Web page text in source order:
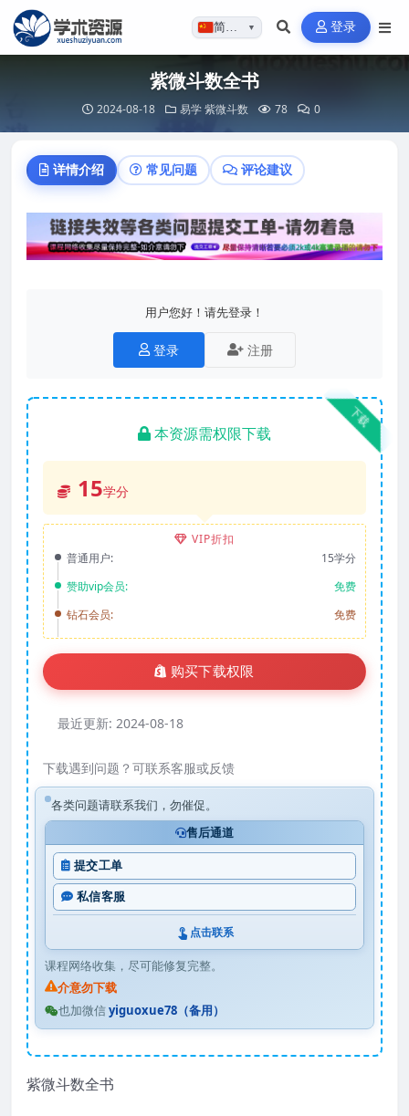
简体…▼ 登录
紫微斗数全书
2024-08-18 易学 紫微斗数 78 0
详情介绍 常见问题 评论建议
用户您好！请先登录！
登录 注册
下载
本资源需权限下载
15学分
VIP折扣
普通用户:
15学分
赞助vip会员:
免费
钻石会员:
免费
购买下载权限
最近更新: 2024-08-18
下载遇到问题？可联系客服或反馈
各类问题请联系我们，勿催促。
售后通道
提交工单
私信客服
点击联系
课程网络收集，尽可能修复完整。
介意勿下载
也加微信yiguoxue78（备用）
紫微斗数全书